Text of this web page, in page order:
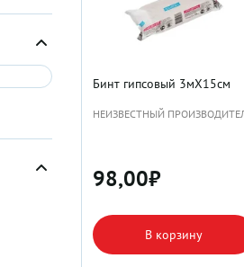
Бинт гипсовый 3мX15см
НЕИЗВЕСТНЫЙ
98,00₽
В корзину